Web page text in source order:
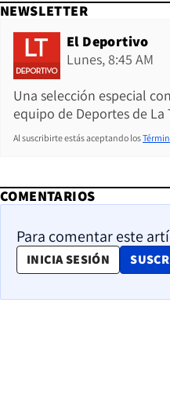
NEWSLETTER
El Deportivo
Lunes, 8:45 AM
Una selección especial
equipo de Deportes de La
Al suscribirte estás aceptando los
COMENTARIOS
Para comentar este
INICIA SESIÓN